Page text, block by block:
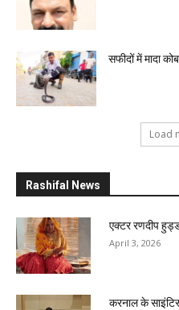
सफीदों में मादा
Load
Rashifal News
एक्टर रणदीप
April 3, 2026
करनाल के